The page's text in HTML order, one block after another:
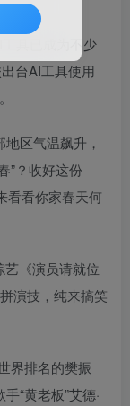
工具已成为不少
台AI工具使用
区气温飙升，
”？收好这份
看看你家春天何
艺《演员请就位
演技，纯来搞笑
界排名的樊振
“黄老板”艾德·